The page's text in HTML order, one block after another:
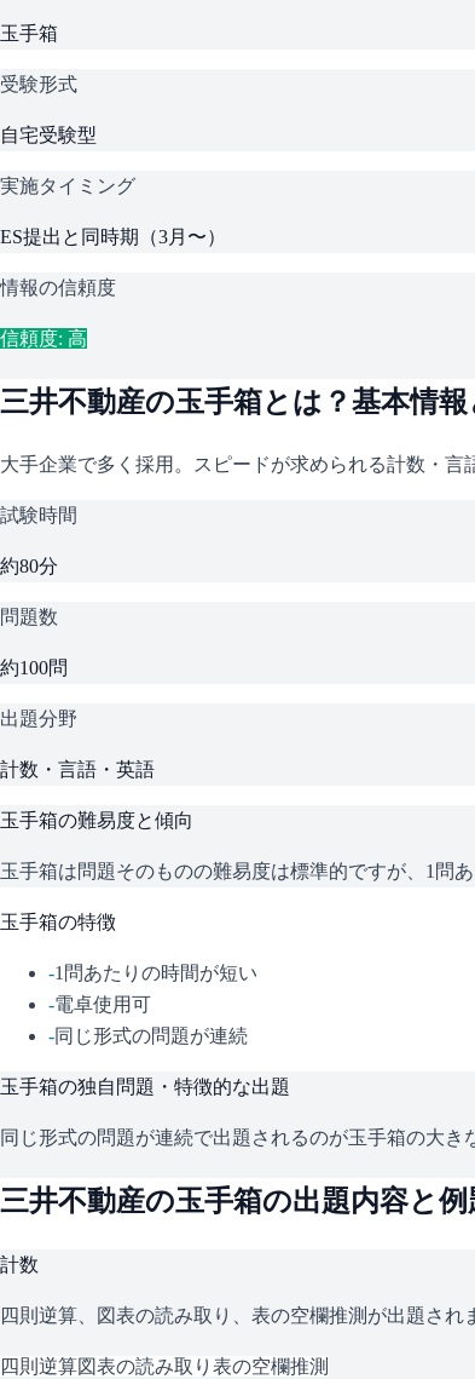
玉手箱
受験形式
自宅受験型
実施タイミング
ES提出と同時期（3月〜）
情報の信頼度
信頼度: 高
三井不動産の玉手箱とは？基本情
大手企業で多く採用。スピードが求められる計数・言
試験時間
約80分
問題数
約100問
出題分野
計数・言語・英語
玉手箱の難易度と傾向
玉手箱は問題そのものの難易度は標準的ですが、1問
玉手箱の特徴
-1問あたりの時間が短い
-電卓使用可
-同じ形式の問題が連続
玉手箱の独自問題・特徴的な出題
同じ形式の問題が連続で出題されるのが玉手箱の大
三井不動産の玉手箱の出題内容と例
計数
四則逆算、図表の読み取り、表の空欄推測が出題さ
四則逆算図表の読み取り 表の空欄推測